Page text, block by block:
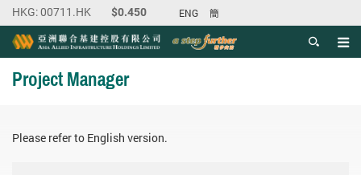
ENG 簡
目錄
Project Manager
Please refer to English version.